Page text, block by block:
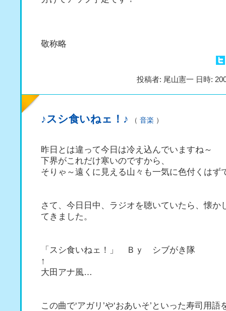
敬称略
投稿者: 尾山憲一 日時:
♪スシ食いねェ！♪ （ 音楽 ）
昨日とは違って今日は冷え込んでいますね～
下界がこれだけ寒いのですから、
そりゃ～遠くに見える山々も一気に色付くはず
さて、今日日中、ラジオを聴いていたら、懐か
てきました。
「スシ食いねェ！」 Ｂｙ シブがき隊
↑
大田アナ風…
この曲で‘アガリ’や‘おあいそ’といった寿司用